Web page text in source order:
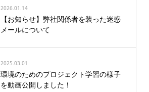
2026.01.14
【お知らせ】弊社関係者を装った迷惑
メールについて
2025.03.01
環境のためのプロジェクト学習の様子
を動画公開しました！